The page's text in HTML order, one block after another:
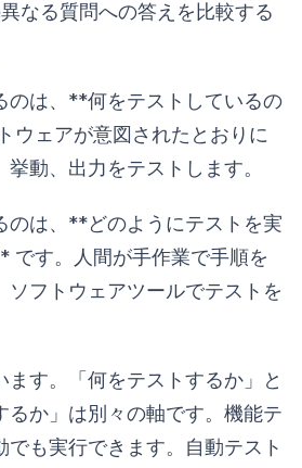
なる質問への答えを比較する
のは、**何をテストしているの
ウェアが意図されたとおりに
動、出力をテストします。
のは、**どのようにテストを実
です。人間が手作業で手順を
ソフトウェアツールでテストを
ます。「何をテストするか」と
るか」は別々の軸です。機能テ
でも実行できます。自動テスト